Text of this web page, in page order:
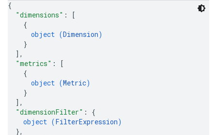
{
"dimensions" :
[
{
object (Dimension)
}
] ,
"metrics" :
[
{
object (Metric)
}
] ,
"dimensionFilter" : {
object (FilterExpression)
},